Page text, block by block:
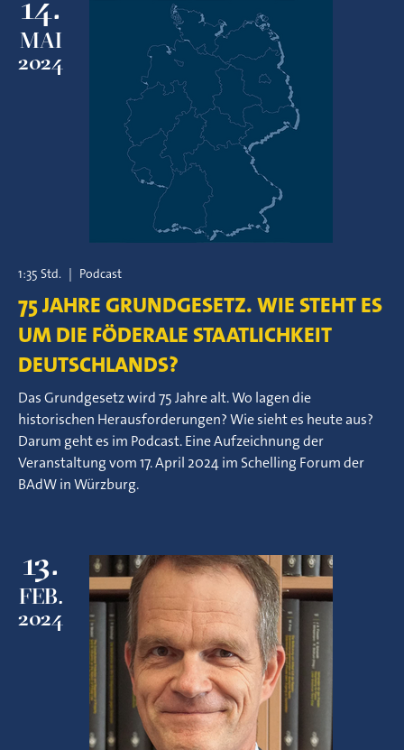
MAI
2024
1:35 Std. | Podcast
75 JAHRE GRUNDGESETZ. WIE STEHT ES
UM DIE FÖDERALE STAATLICHKEIT
DEUTSCHLANDS?
Das Grundgesetz wird 75 Jahre alt. Wo lagen die
historischen Herausforderungen? Wie sieht es heute aus?
Darum geht es im Podcast. Eine Aufzeichnung der
Veranstaltung vom 17. April 2024 im Schelling Forum der
BAdW in Würzburg.
13.
FEB.
2024